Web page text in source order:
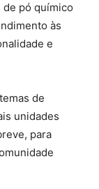
de pó químico
às
e
de
unidades
para